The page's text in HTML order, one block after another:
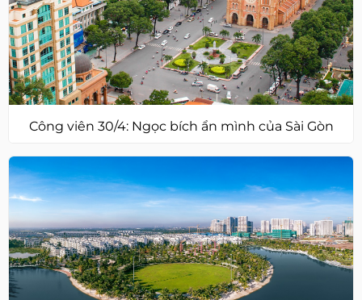
Công viên 30/4: Ngọc bích ẩn mình của Sài Gòn